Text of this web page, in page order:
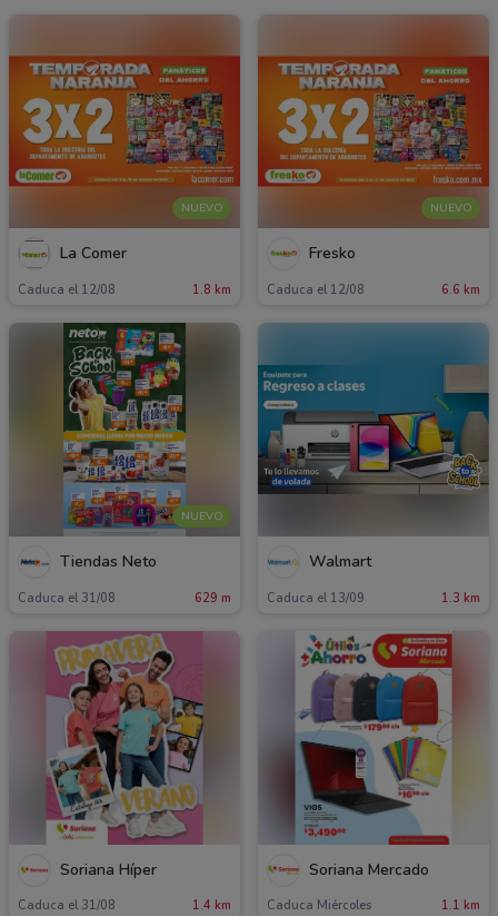
NUEVO
La Comer
Caduca el 12/08 1.8 km
NUEVO
Fresko
Caduca el 12/08 6.6 km
NUEVO
Tiendas Neto
Caduca el 31/08 629 m
Walmart
Caduca el 13/09 1.3 km
Soriana Híper
Caduca el 31/08 1.4 km
Soriana Mercado
Caduca Miércoles 1.1 km